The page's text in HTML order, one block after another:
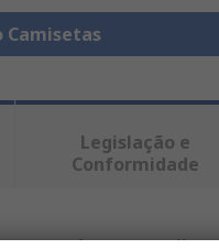
Camisetas
Legislação e
Conformidade